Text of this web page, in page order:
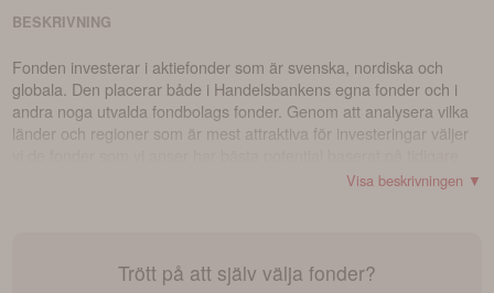
BESKRIVNING
Fonden investerar i aktiefonder som är svenska, nordiska och
globala. Den placerar både i Handelsbankens egna fonder och i
andra noga utvalda fondbolags fonder. Genom att analysera vilka
länder och regioner som är mest attraktiva för investeringar väljer
resultat och investeringsstrategi. Fonden är en värdepappersfond
Visa beskrivningen ▼
Trött på att själv välja fonder?